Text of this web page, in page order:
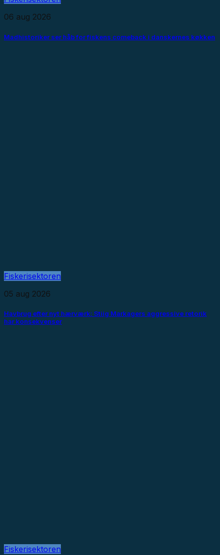
06 aug 2026
Madhistoriker ser håb for fiskens comeback i danskernes køkken
Fiskerisektoren
05 aug 2026
Havbrug efter nyt hærværk: Stiig Markagers aggressive retorik
har konsekvenser
Fiskerisektoren